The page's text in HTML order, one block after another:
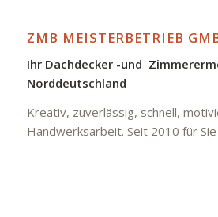
ZMB MEISTERBETRIEB
Ihr Dachdecker -und
Norddeutschland
Kreativ, zuverlässig, schnell,
Handwerksarbeit. Seit 2010 für